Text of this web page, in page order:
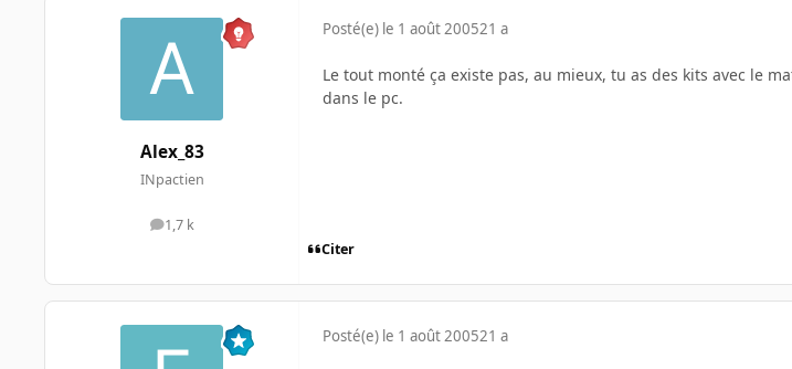
Alex_83
INpactien
1,7 k
messages
Posté(e) le 1 août 200521 a
Le tout monté ça existe pas, au mieux, tu as des kits avec le
dans le pc.
Citer
Posté(e) le 1 août 200521 a